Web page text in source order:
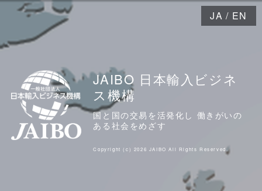
JAIBO 日本輸入ビジネ
ス機構
国と国の交易を活発化し 働きがいの
ある社会をめざす
Copyright (c) 2026 JAIBO All Rights Reserved.
JA / EN